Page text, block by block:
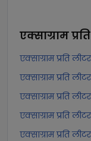
एक्साग्राम
एक्साग्राम प्रति
एक्साग्राम प्रति
एक्साग्राम प्रति
एक्साग्राम प्रति
एक्साग्राम प्रति